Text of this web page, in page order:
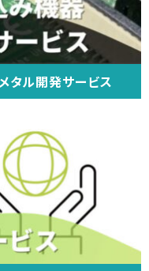
タル開発サービス